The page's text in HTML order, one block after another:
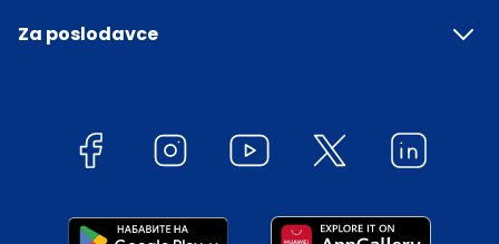
Za poslodavce